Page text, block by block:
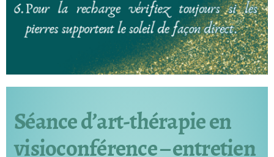
Séance d’art-thérapie en
visioconférence – entretien